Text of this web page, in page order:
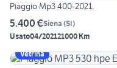
Piaggio Mp3 400-2021.
5.400 €Siena (SI)
Usato04/202121000 Km
Vetrina